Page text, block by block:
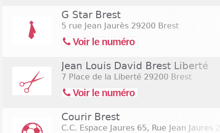
G Star Brest
5 rue Jean Jaurès 29200 Brest
Voir le numéro
Jean Louis David Brest Liberté
7 Place de la Liberté 29200 Brest
Voir le numéro
Courir Brest
C.C. Espace Jaures 65, Rue Jean Jaures